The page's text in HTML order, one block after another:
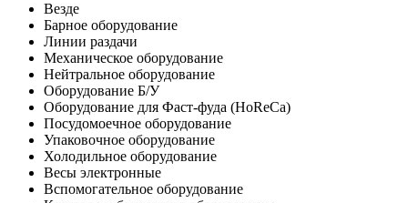
Везде
Барное оборудование
Линии раздачи
Механическое оборудование
Нейтральное оборудование
Оборудование Б/У
Оборудование для Фаст-фуда (HoReCa)
Посудомоечное оборудование
Упаковочное оборудование
Холодильное оборудование
Весы электронные
Вспомогательное оборудование